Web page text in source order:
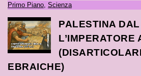
Primo Piano Scienza
PALESTINA
L’IMPERATORE
EBRAICHE)